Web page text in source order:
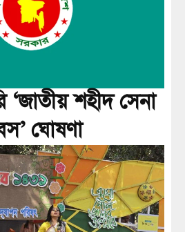
‘জাতীয় শহীদ সেনা
ঘোষণা